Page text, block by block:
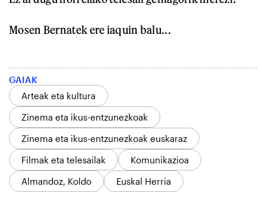
Mosen Bernatek ere iaquin balu...
GAIAK
Arteak eta kultura
Zinema eta ikus-entzunezkoak
Zinema eta ikus-entzunezkoak euskaraz
Filmak eta telesailak
Komunikazioa
Almandoz, Koldo
Euskal Herria